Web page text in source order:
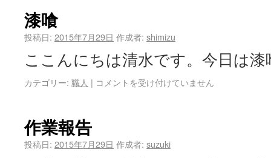
漆喰
投稿日: 2015年7月29日 作成者: shimizu
ここんにちは清水です。今日は
カテゴリー: 職人 | コメントを受け付けていません
作業報告
投稿日: 2015年7月29日 作成者: suzuki